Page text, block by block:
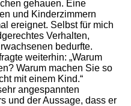
gehauen. Eine
und Kinderzimmern
ereignet. Selbst für mich
Verhalten,
bedurfte.
weiterhin: „Warum
Warum machen Sie so
mit einem Kind.“
angespannten
und der Aussage, dass er